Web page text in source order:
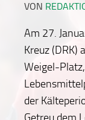
VON
Am 27.
Kreuz (DRK)
Weigel-
der